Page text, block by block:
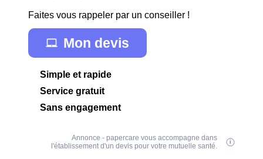
Faites vous rappeler par un conseiller !
Mon devis
Simple et rapide
Service gratuit
Sans engagement
Annonce - papercare vous accompagne dans
l'établissement d'un devis pour votre mutuelle santé.